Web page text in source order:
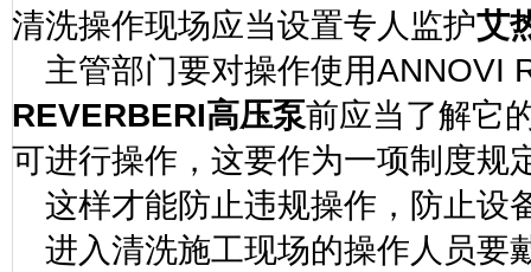
清洗操作现场应当设置专人监护艾
主管部门要对操作使用ANNOVI
REVERBERI高压泵前应当了解它
可进行操作，这要作为一项制度规
这样才能防止违规操作，防止设
进入清洗施工现场的操作人员要